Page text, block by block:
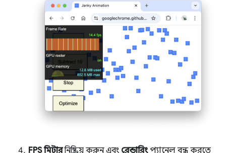
FPS মিটারনিষ্ক্রিয় করুন এবং রেন্ডারিংপ্যানেল বন্ধ করতে